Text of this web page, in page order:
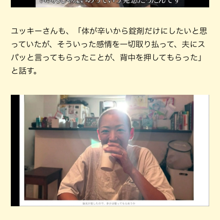
ユッキーさんも、「体が辛いから錠剤だけにしたいと思
っていたが、そういった感情を一切取り払って、夫にス
パッと言ってもらったことが、背中を押してもらった」
と話す。